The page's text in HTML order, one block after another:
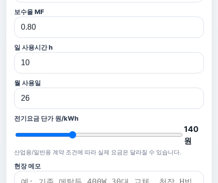
보수율 MF
일 사용시간 h
월 사용일
전기요금 단가 원/kWh
140
원
산업용/일반용 계약 조건에 따라 실제 요금은 달라질 수 있습니다.
현장 메모